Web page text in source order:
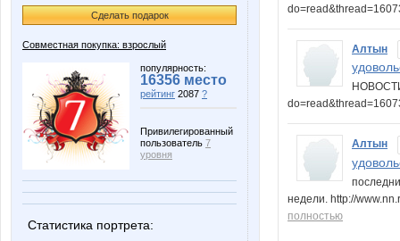
Сделать подарок
Совместная покупка: взрослый
популярность:
16356 место
рейтинг 2087 ?
Привилегированный
пользователь 7
уровня
Статистика портрета:
Алтын
НОВОСТИ
Алтын
недели. http://
полностью